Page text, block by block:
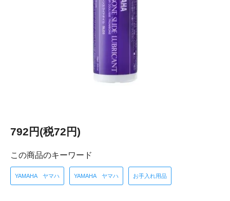
792円(税72円)
この商品のキーワード
YAMAHA ヤマハ YAMAHA ヤマハ お手入れ用品